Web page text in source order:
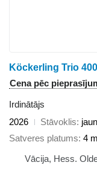
Köckerling Trio
Cena pēc
Irdinātājs
2026
Stāvoklis
Satveres platums 4 m
Vācija, Hess.